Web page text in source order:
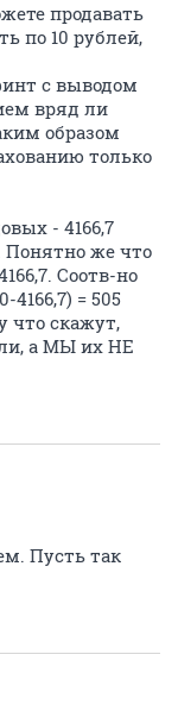
продавать
по 10 рублей,
с выводом
вряд ли
образом
только
- 4166,7
Понятно же что
Соотв-но
= 505
что скажут,
а МЫ их НЕ
Пусть так